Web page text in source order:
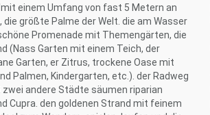
einem Umfang von fast 5 Metern an
die größte Palme der Welt. die am Wasser
Promenade mit Themengärten, die
(Nass Garten mit einem Teich, der
Garten, er Zitrus, trockene Oase mit
Palmen, Kindergarten, etc.). der Radweg
andere Städte säumen riparian
Cupra. den goldenen Strand mit feinem